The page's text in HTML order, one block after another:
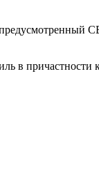
в причастности